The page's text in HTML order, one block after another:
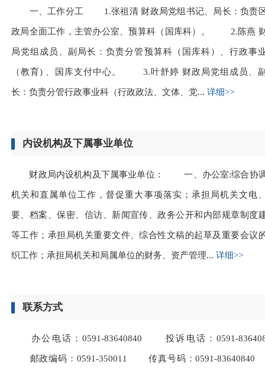
一、工作分工 1.张祖清 财政局党组书记、局长：负责
政局全面工作，主管办公室、预算科（国库科）。 2.陈燕
局党组成员、副局长：负责分管预算科（国库科）、行政事
（教育) 、国库支付中心。 3.叶舒婷 财政局党组成员、
长：负责分管行政事业科（行政政法、文体、党... 详细>>
内设机构及下属事业单位
财政局内设机构及下属事业单位： 一、办公室:综合协
机关和直属单位工作，督促重大事项落实；承担局机关文电
要、档案、保密、信访、新闻宣传、政务公开和内部规章制度
等工作；承担局机关重要文件、综合性文稿的起草及重要会议
织工作；承担局机关和局属单位的财务、资产管理... 详细>>
联系方式
办公电话：0591-83640840 投诉电话：0591-
邮政编码：0591-350011 传真号码：0591-